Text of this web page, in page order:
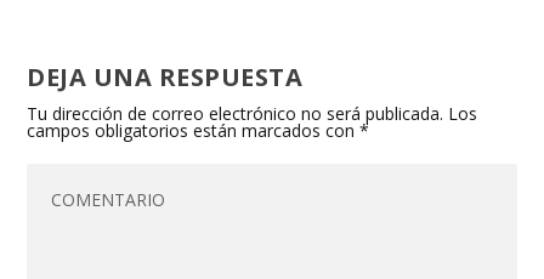
DEJA UNA RESPUESTA
Tu dirección de correo electrónico no será publicada. Los
campos obligatorios están marcados con*